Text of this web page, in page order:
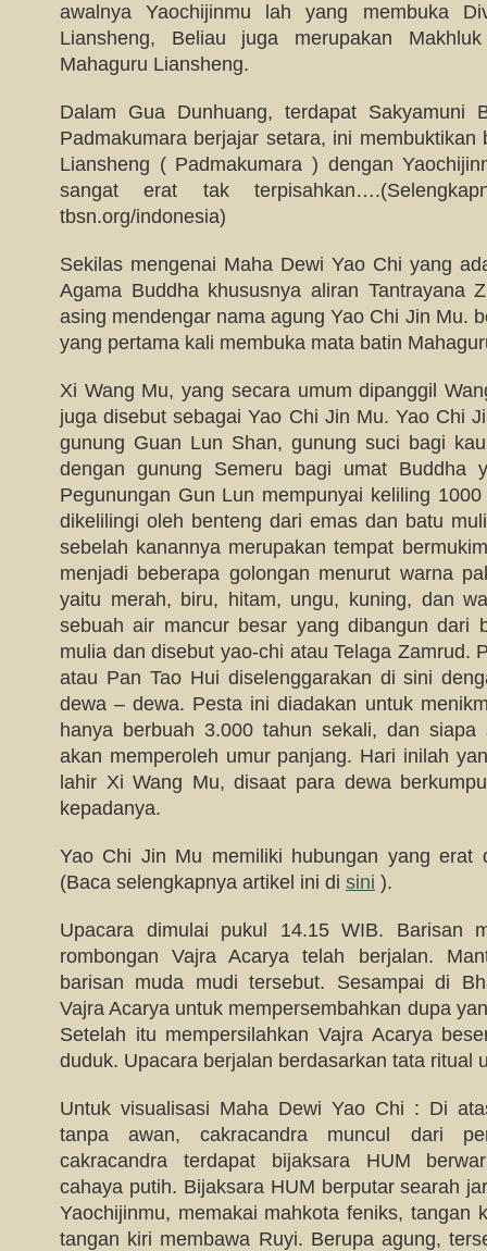
awalnya Yaochijinmu lah yang membuka
Liansheng, Beliau juga merupakan
Mahaguru Liansheng.
Dalam Gua Dunhuang, terdapat Sakyamuni
Padmakumara berjajar setara, ini membuktikan
Liansheng ( Padmakumara ) dengan
sangat erat tak
tbsn.org/indonesia)
Sekilas mengenai Maha Dewi Yao Chi yang
Agama Buddha khususnya aliran Tantrayana
asing mendengar nama agung Yao Chi Jin Mu.
yang pertama kali membuka mata batin
Xi Wang Mu, yang secara umum dipanggil
juga disebut sebagai Yao Chi Jin Mu. Yao Chi
gunung Guan Lun Shan, gunung suci bagi
dengan gunung Semeru bagi umat Buddha
Pegunungan Gun Lun mempunyai keliling
dikelilingi oleh benteng dari emas dan batu
sebelah kanannya merupakan tempat
menjadi beberapa golongan menurut warna
yaitu merah, biru, hitam, ungu, kuning, dan
sebuah air mancur besar yang dibangun dari
mulia dan disebut yao-chi atau Telaga Zamrud.
atau Pan Tao Hui diselenggarakan di sini
dewa – dewa. Pesta ini diadakan untuk
hanya berbuah 3.000 tahun sekali, dan siapa
akan memperoleh umur panjang. Hari inilah
lahir Xi Wang Mu, disaat para dewa
kepadanya.
Yao Chi Jin Mu memiliki hubungan yang
(Baca selengkapnya artikel ini di sini ).
Upacara dimulai pukul 14.15 WIB. Barisan
rombongan Vajra Acarya telah berjalan.
barisan muda mudi tersebut. Sesampai di
Vajra Acarya untuk mempersembahkan dupa
Setelah itu mempersilahkan Vajra Acarya
duduk. Upacara berjalan berdasarkan tata ritual
Untuk visualisasi Maha Dewi Yao Chi : Di
tanpa awan, cakracandra muncul dari
cakracandra terdapat bijaksara HUM
cahaya putih. Bijaksara HUM berputar searah
Yaochijinmu, memakai mahkota feniks, tangan
tangan kiri membawa Ruyi. Berupa agung,